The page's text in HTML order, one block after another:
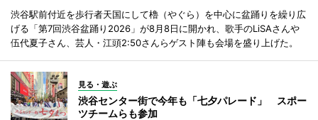
渋谷駅前付近を歩行者天国にして櫓（やぐら）を中心に盆踊りを繰り広
げる「第7回渋谷盆踊り2026」が8月8日に開かれ、歌手のLiSAさんや
伍代夏子さん、芸人・江頭2:50さんらゲスト陣も会場を盛り上げた。
見る・遊ぶ
渋谷センター街で今年も「七夕パレード」 スポー
ツチームらも参加